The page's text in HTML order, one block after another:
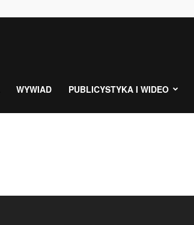
WYWIAD PUBLICYSTYKA I WIDEO